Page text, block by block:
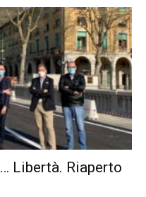
Libertà. Riaperto